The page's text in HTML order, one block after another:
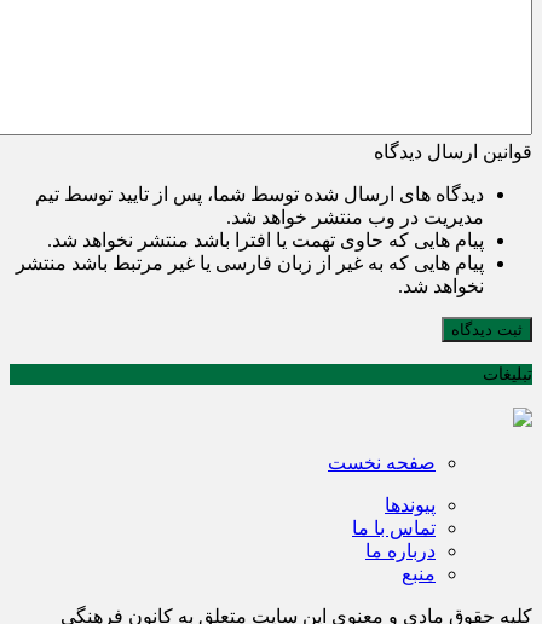
قوانین ارسال دیدگاه
دیدگاه های ارسال شده توسط شما، پس از تایید توسط تیم
مدیریت در وب منتشر خواهد شد.
پیام هایی که حاوی تهمت یا افترا باشد منتشر نخواهد شد.
پیام هایی که به غیر از زبان فارسی یا غیر مرتبط باشد منتشر
نخواهد شد.
ثبت دیدگاه
تبلیغات
صفحه نخست
پیوندها
تماس با ما
درباره ما
منبع
کلیه حقوق مادی و معنوی این سایت متعلق به کانون فرهنگی